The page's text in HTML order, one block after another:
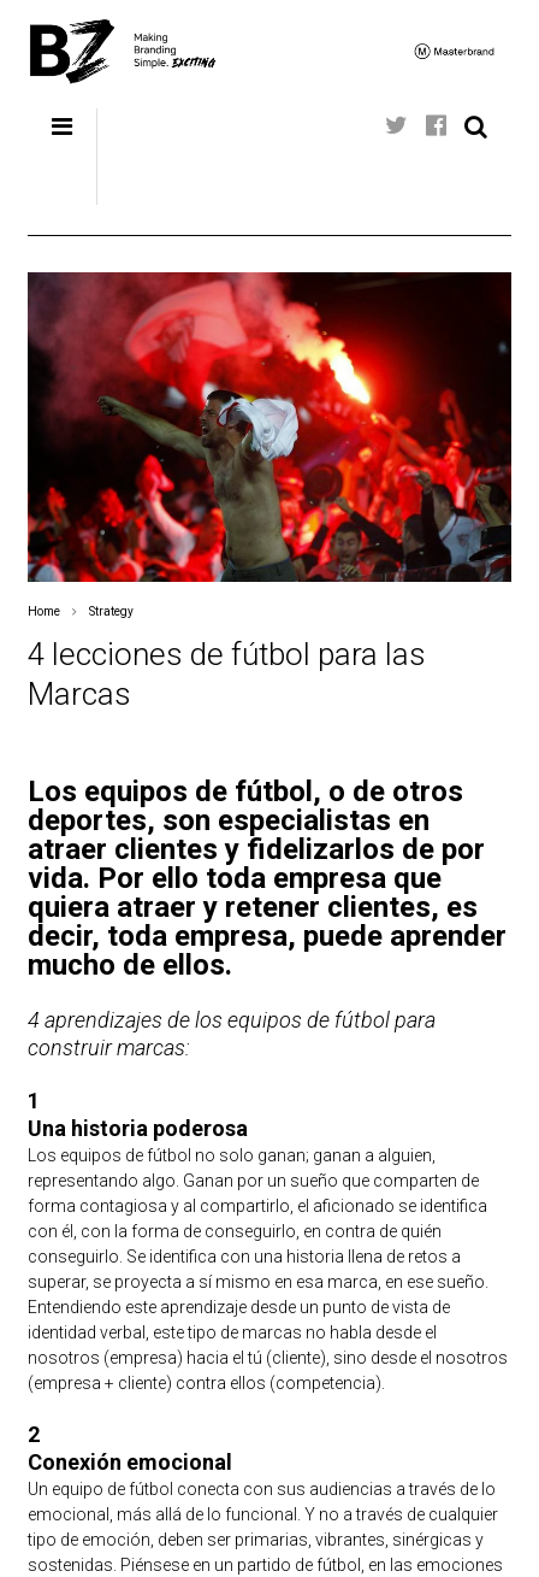
Home Strategy
4 lecciones de fútbol para las
Marcas
Los equipos de fútbol, o de otros
deportes, son especialistas en
atraer clientes y fidelizarlos de por
vida. Por ello toda empresa que
quiera atraer y retener clientes, es
decir, toda empresa, puede aprender
mucho de ellos.
4 aprendizajes de los equipos de fútbol para
construir marcas:
1
Una historia poderosa
Los equipos de fútbol no solo ganan; ganan a alguien,
representando algo. Ganan por un sueño que comparten de
forma contagiosa y al compartirlo, el aficionado se identifica
con él, con la forma de conseguirlo, en contra de quién
conseguirlo. Se identifica con una historia llena de retos a
superar, se proyecta a sí mismo en esa marca, en ese sueño.
Entendiendo este aprendizaje desde un punto de vista de
identidad verbal, este tipo de marcas no habla desde el
nosotros (empresa) hacia el tú (cliente), sino desde el nosotros
(empresa + cliente) contra ellos (competencia).
2
Conexión emocional
Un equipo de fútbol conecta con sus audiencias a través de lo
emocional, más allá de lo funcional. Y no a través de cualquier
tipo de emoción, deben ser primarias, vibrantes, sinérgicas y
sostenidas. Piénsese en un partido de fútbol, en las emociones